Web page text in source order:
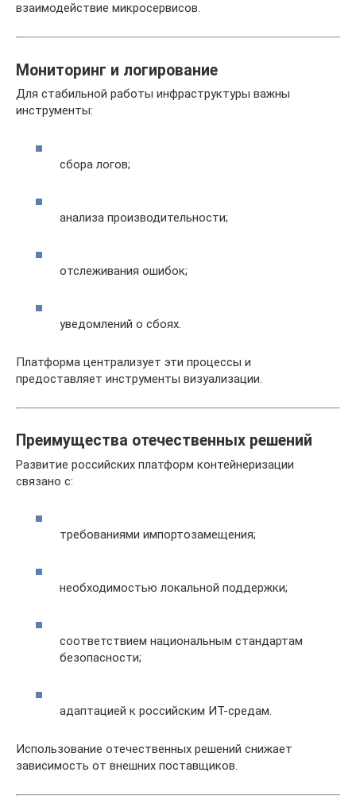
взаимодействие микросервисов.
Мониторинг и логирование
Для стабильной работы инфраструктуры важны
инструменты:
сбора логов;
анализа производительности;
отслеживания ошибок;
уведомлений о сбоях.
Платформа централизует эти процессы и
предоставляет инструменты визуализации.
Преимущества отечественных решений
Развитие российских платформ контейнеризации
связано с:
требованиями импортозамещения;
необходимостью локальной поддержки;
соответствием национальным стандартам
безопасности;
адаптацией к российским ИТ-средам.
Использование отечественных решений снижает
зависимость от внешних поставщиков.